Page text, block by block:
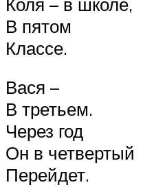
В пятом
Классе.
Вася –
В третьем.
Через год
Он в четвертый
Перейдет.